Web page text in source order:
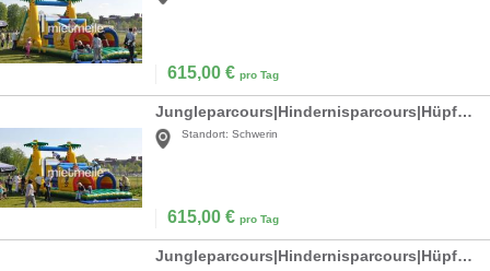
615,00 € pro Tag
Jungleparcours|Hindernisparcours|Hüpfburg mieten
Standort: Schwerin
615,00 € pro Tag
Jungleparcours|Hindernisparcours|Hüpfburg mieten